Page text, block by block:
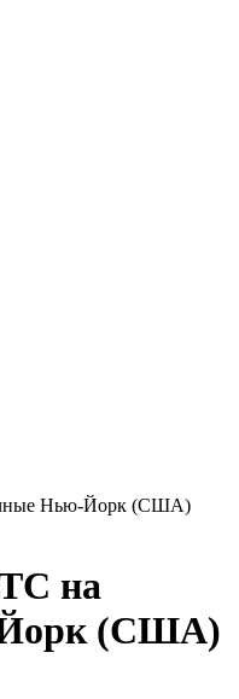
Нью-Йорк (США)
на
(США)